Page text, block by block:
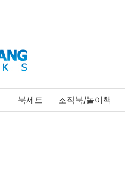
북세트 조작북/놀이책